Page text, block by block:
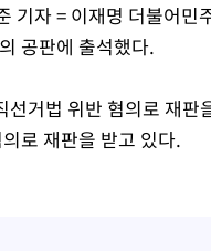
기자 = 이재명 더불어
공판에 출석했다.
선거법 위반 혐의로 재
로 재판을 받고 있다.